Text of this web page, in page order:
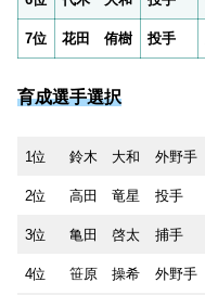
7位 花田 侑樹 投手
育成選手選択
1位 鈴木 大和 外野手
2位 高田 竜星 投手
3位 亀田 啓太 捕手
4位 笹原 操希 外野手